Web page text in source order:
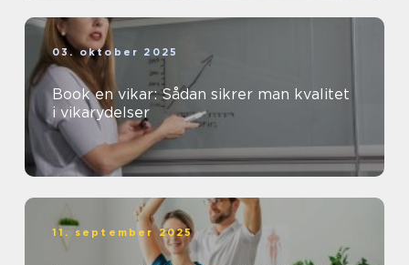
03. oktober 2025
Book en vikar: Sådan sikrer man kvalitet
i vikarydelser
11. september 2025